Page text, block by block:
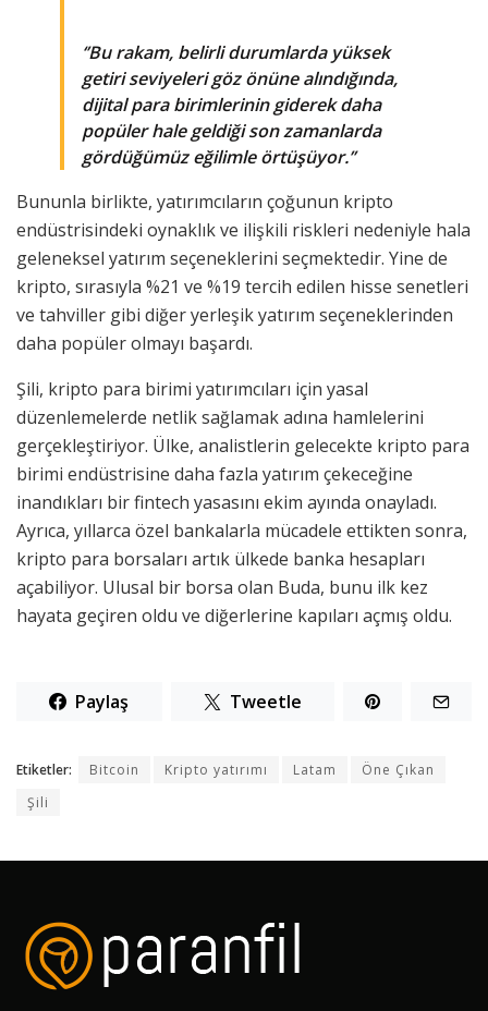
‘’Bu rakam, belirli durumlarda yüksek
getiri seviyeleri göz önüne alındığında,
dijital para birimlerinin giderek daha
popüler hale geldiği son zamanlarda
gördüğümüz eğilimle örtüşüyor.’’
Bununla birlikte, yatırımcıların çoğunun kripto
endüstrisindeki oynaklık ve ilişkili riskleri nedeniyle hala
geleneksel yatırım seçeneklerini seçmektedir. Yine de
kripto, sırasıyla %21 ve %19 tercih edilen hisse senetleri
ve tahviller gibi diğer yerleşik yatırım seçeneklerinden
daha popüler olmayı başardı.
Şili, kripto para birimi yatırımcıları için yasal
düzenlemelerde netlik sağlamak adına hamlelerini
gerçekleştiriyor. Ülke, analistlerin gelecekte kripto para
birimi endüstrisine daha fazla yatırım çekeceğine
inandıkları bir fintech yasasını ekim ayında onayladı.
Ayrıca, yıllarca özel bankalarla mücadele ettikten sonra,
kripto para borsaları artık ülkede banka hesapları
açabiliyor. Ulusal bir borsa olan Buda, bunu ilk kez
hayata geçiren oldu ve diğerlerine kapıları açmış oldu.
Paylaş Tweetle
Etiketler: Bitcoin Kripto yatırımı Latam
Öne Çıkan
Şili